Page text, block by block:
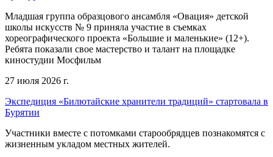
Младшая группа образцового ансамбля «Овация» детской
школы искусств № 9 приняла участие в съемках
хореографического проекта «Большие и маленькие» (12+).
Ребята показали свое мастерство и талант на площадке
киностудии Мосфильм
27 июля 2026 г.
Экспедиция «Билютайские хранители традиций» стартовала в
Бурятии
Участники вместе с потомками старообрядцев познакомятся с
жизненным укладом местных жителей.